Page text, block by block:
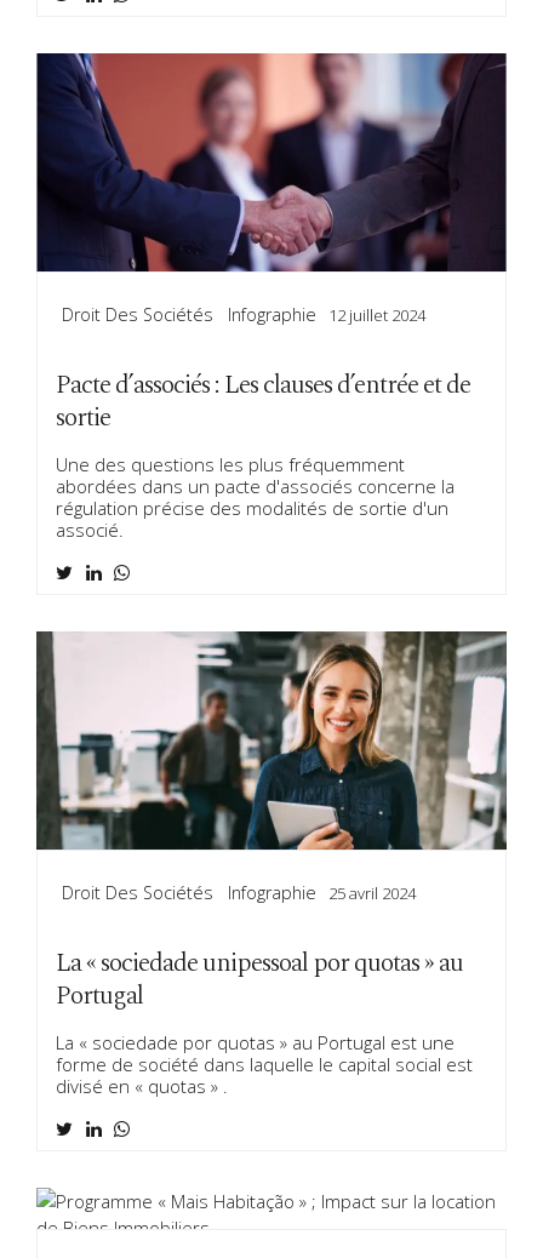
Droit Des Sociétés Infographie 12 juillet 2024
Pacte d’associés : Les clauses d’entrée et de
sortie
Une des questions les plus fréquemment
abordées dans un pacte d'associés concerne la
régulation précise des modalités de sortie d'un
associé.
Droit Des Sociétés Infographie 25 avril 2024
La « sociedade unipessoal por quotas » au
Portugal
La « sociedade por quotas » au Portugal est une
forme de société dans laquelle le capital social est
divisé en « quotas » .